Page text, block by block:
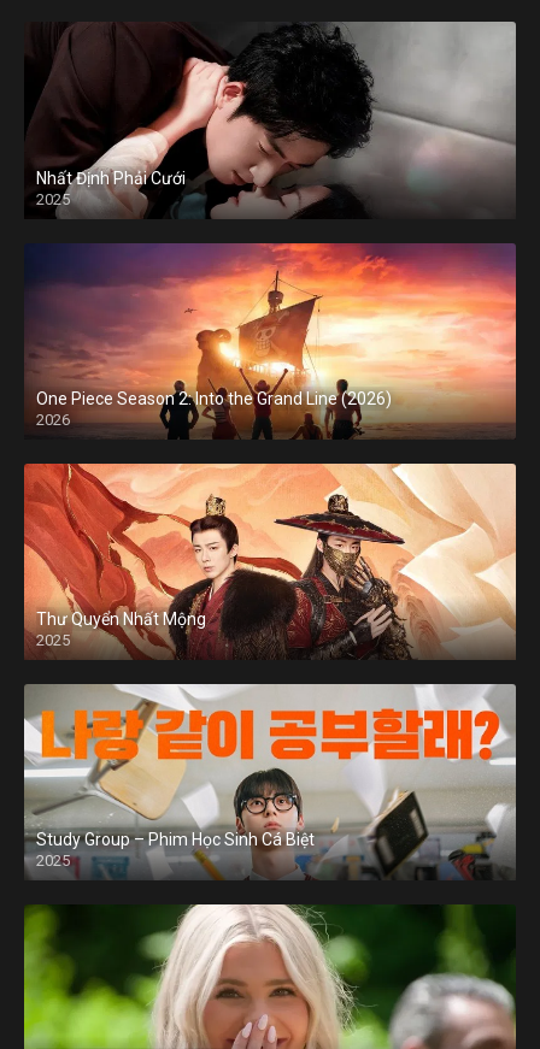
Nhất Định Phải Cưới
2025
One Piece Season 2: Into the Grand Line (2026)
2026
Thư Quyển Nhất Mộng
2025
Study Group – Phim Học Sinh Cá Biệt
2025